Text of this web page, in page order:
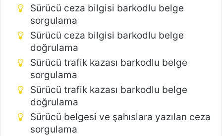
Sürücü ceza bilgisi barkodlu belge
sorgulama
Sürücü ceza bilgisi barkodlu belge
doğrulama
Sürücü trafik kazası barkodlu belge
sorgulama
Sürücü trafik kazası barkodlu belge
doğrulama
Sürücü belgesi ve şahıslara yazılan ceza
sorgulama